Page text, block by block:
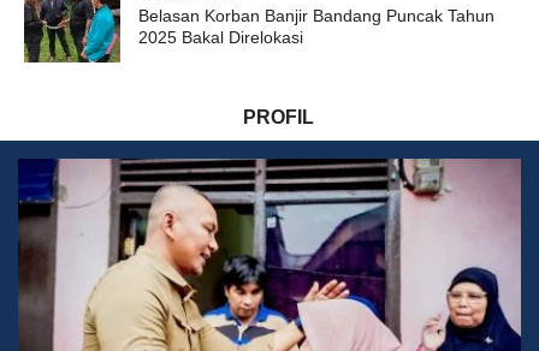
Belasan Korban Banjir Bandang Puncak Tahun
2025 Bakal Direlokasi
PROFIL